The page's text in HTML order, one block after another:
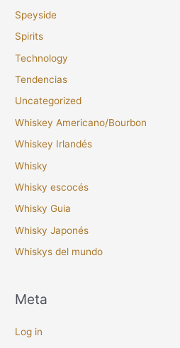
Speyside
Spirits
Technology
Tendencias
Uncategorized
Whiskey Americano/Bourbon
Whiskey Irlandés
Whisky
Whisky escocés
Whisky Guia
Whisky Japonés
Whiskys del mundo
Meta
Log in